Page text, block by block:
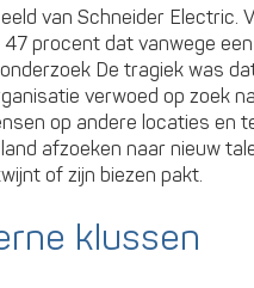
van Schneider Electric.
procent dat vanwege
De tragiek was
verwoed op zoek
op andere locaties en
afzoeken naar nieuw
of zijn biezen pakt.
klussen